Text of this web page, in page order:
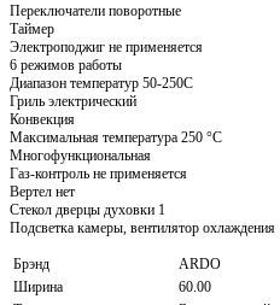
Переключатели поворотные
Таймер
Электроподжиг не применяется
6 режимов работы
Диапазон температур 50-250С
Гриль электрический
Конвекция
Максимальная температура 250 °С
Многофункциональная
Газ-контроль не применяется
Вертел нет
Стекол дверцы духовки 1
Подсветка камеры, вентилятор охлаждения
Брэнд
ARDO
Ширина
60.00